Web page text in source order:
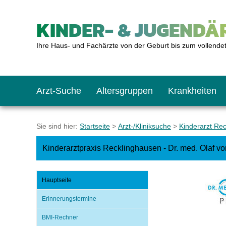
KINDER- &
Ihre Haus- und Fachärzte von der Geburt bis zum
Arzt-Suche Altersgruppen
Das erste Jahr
Krankheiten
Baby: U1 bis U6
Schulkind: U10 bis
Impfkalender
Was muss man
Notrufnummern
Hausapotheke
Notdienste
Gesundheitsämter
BMI-Rechner
Blutdruckrechner
Sie sind hier: Startseite > Arzt-/Kliniksuche > Kinderarzt
Kinderarztpraxis Recklinghausen - Dr. med. Olaf
Hauptseite
Erinnerungstermine
BMI-Rechner